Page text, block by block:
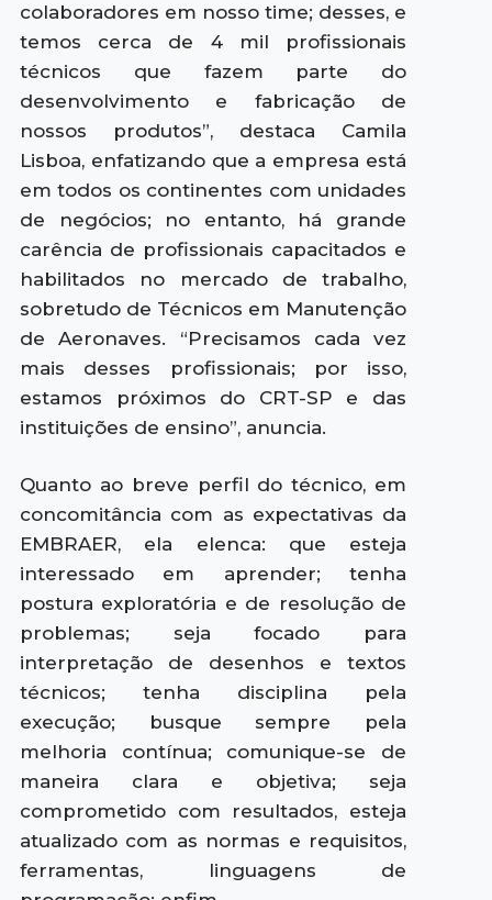
colaboradores em nosso time; desses, e
temos cerca de 4 mil profissionais
técnicos que fazem parte do
desenvolvimento e fabricação de
nossos produtos”, destaca Camila
Lisboa, enfatizando que a empresa está
em todos os continentes com unidades
de negócios; no entanto, há grande
carência de profissionais capacitados e
habilitados no mercado de trabalho,
sobretudo de Técnicos em Manutenção
de Aeronaves. “Precisamos cada vez
mais desses profissionais; por isso,
estamos próximos do CRT-SP e das
instituições de ensino”, anuncia.
Quanto ao breve perfil do técnico, em
concomitância com as expectativas da
EMBRAER, ela elenca: que esteja
interessado em aprender; tenha
postura exploratória e de resolução de
problemas; seja focado para
interpretação de desenhos e textos
técnicos; tenha disciplina pela
execução; busque sempre pela
melhoria contínua; comunique-se de
maneira clara e objetiva; seja
comprometido com resultados, esteja
atualizado com as normas e requisitos,
ferramentas, linguagens de